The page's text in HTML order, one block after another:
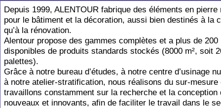
Depuis 1999, ALENTOUR fabrique des éléments en pierre
pour le bâtiment et la décoration, aussi bien destinés à la
qu’à la rénovation.
Alentour propose des gammes complètes et a plus de 200
disponibles de produits standards stockés (8000 m², soit
palettes).
Grâce à notre bureau d’études, à notre centre d’usinage
à notre atelier-stratification, nous réalisons du sur-mesure
travaillons constamment sur la recherche et la conception
nouveaux et innovants, afin de faciliter le travail dans le